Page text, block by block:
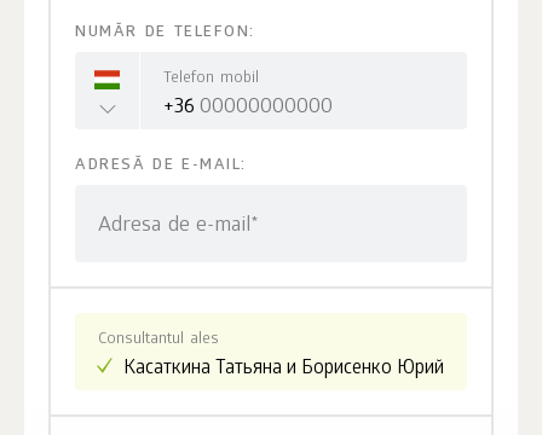
NUMĂR DE TELEFON:
Telefon mobil
+36
ADRESĂ DE E-MAIL:
Adresa de e-mail*
Consultantul ales